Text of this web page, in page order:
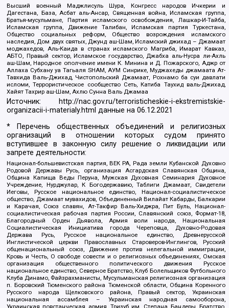
Высший военный Маджлисуль Шура, Конгресс народов Ичкерии и
Дагестана, База, Асбат аль-Ансар, Священная война, Исламская группа,
Братья-мусульмане, Партия исламского освобождения, Лашкар-И-Тайба,
Исламская группа, Движение Талибан, Исламская партия Туркестана,
Общество социальных реформ, Общество возрождения исламского
наследия, Дом двух святых, Джунд аш-Шам, Исламский джихад – Джамаат
моджахедов, Аль-Каида в странах исламского Магриба, Имарат Кавказ,
АБТО, Правый сектор, Исламское государство, Джабха аль-Нусра ли-Ахль
аш-Шам, Народное ополчение имени К. Минина и Д. Пожарского, Аджр от
Аллаха Субхану уа Тагьаля SHAM, АУМ Синрике, Муджахеды джамаата Ат-
Тавхида Валь-Джихад, Чистопольский Джамаат, Рохнамо ба суи давлати
исломи, Террористическое сообщество Сеть, Катиба Таухид валь-Джихад,
Хайят Тахрир аш-Шам, Ахлю Сунна Валь Джамаа
Источник:
http://nac.gov.ru/terroristicheskie-i-ekstremistskie-
organizacii-i-materialy.html данные на06.12.2021
* Перечень общественных объединений и религиозных
организаций в отношении которых судом принято
вступившее в законную силу решение о ликвидации или
запрете деятельности:
Национал-большевистская партия, ВЕК РА, Рада земли Кубанской Духовно
Родовой Державы Русь, организация Асгардская Славянская Община,
Община Капища Веды Перуна, Мужская Духовная Семинария Духовное
Учреждение, Нурджулар, К Богодержавию, Таблиги Джамаат, Свидетели
Иеговы, Русское национальное единство, Национал-социалистическое
общество, Джамаат мувахидов, Объединенный Вилайат Кабарды, Балкарии
и Карачая, Союз славян, Ат-Такфир Валь-Хиджра, Пит Буль, Национал-
социалистическая рабочая партия России, Славянский союз, Формат-18,
Благородный Орден Дьявола, Армия воли народа, Национальная
Социалистическая Инициатива города Череповца, Духовно-Родовая
Держава Русь, Русское национальное единство, Древнерусской
Инглистической церкви Православных Староверов-Инглингов, Русский
общенациональный союз, Движение против нелегальной иммиграции,
Кровь и Честь, О свободе совести и о религиозных объединениях, Омская
организация общественного политического движения Русское
национальное единство, Северное Братство, Клуб Болельщиков Футбольного
Клуба Динамо, Файзрахманисты, Мусульманская религиозная организация
п. Боровский Тюменского района Тюменской области, Община Коренного
Русского народа Щелковского района, Правый сектор, Украинская
национальная ассамблея – Украинская народная самооборона,